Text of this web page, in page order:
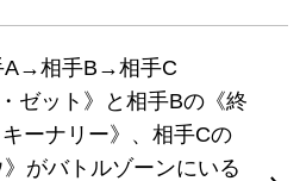
A→相手B→相手C
ゼット》と相手Bの《終
ーナリー》、相手Cの
》がバトルゾーンにいる